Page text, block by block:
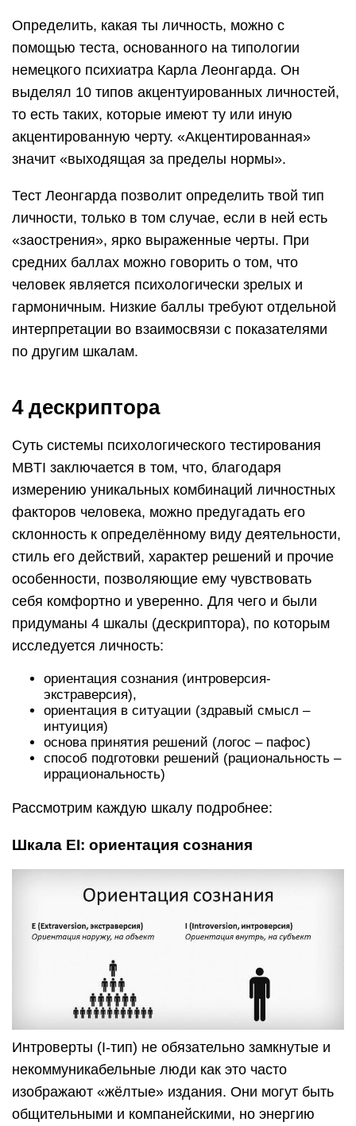
Определить, какая ты личность, можно с
помощью теста, основанного на типологии
немецкого психиатра Карла Леонгарда. Он
выделял 10 типов акцентуированных личностей,
то есть таких, которые имеют ту или иную
акцентированную черту. «Акцентированная»
значит «выходящая за пределы нормы».
Тест Леонгарда позволит определить твой тип
личности, только в том случае, если в ней есть
«заострения», ярко выраженные черты. При
средних баллах можно говорить о том, что
человек является психологически зрелых и
гармоничным. Низкие баллы требуют отдельной
интерпретации во взаимосвязи с показателями
по другим шкалам.
4 дескриптора
Суть системы психологического тестирования
MBTI заключается в том, что, благодаря
измерению уникальных комбинаций личностных
факторов человека, можно предугадать его
склонность к определённому виду деятельности,
стиль его действий, характер решений и прочие
особенности, позволяющие ему чувствовать
себя комфортно и уверенно. Для чего и были
придуманы 4 шкалы (дескриптора), по которым
исследуется личность:
ориентация сознания (интроверсия-
экстраверсия),
ориентация в ситуации (здравый смысл –
интуиция)
основа принятия решений (логос – пафос)
способ подготовки решений (рациональность –
иррациональность)
Рассмотрим каждую шкалу подробнее:
Шкала EI: ориентация сознания
Интроверты (I-тип) не обязательно замкнутые и
некоммуникабельные люди как это часто
изображают «жёлтые» издания. Они могут быть
общительными и компанейскими, но энергию